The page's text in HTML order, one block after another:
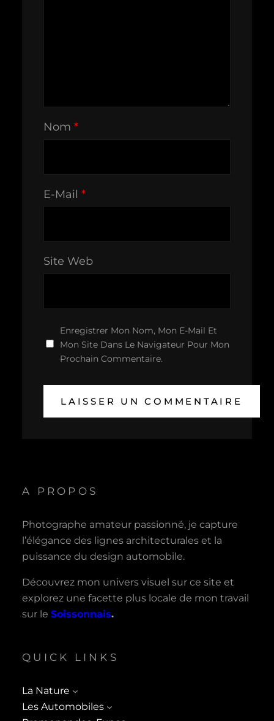
Nom *
E-Mail *
Site Web
Enregistrer Mon Nom, Mon E-Mail Et
Mon Site Dans Le Navigateur Pour Mon
Prochain Commentaire.
A PROPOS
Photographe amateur passionné, je capture
l’élégance des lignes architecturales et la
puissance du design automobile.
Découvrez mon univers visuel sur ce site et
explorez une facette plus locale de mon travail
sur le Soissonnais.
QUICK LINKS
La Nature
Les Automobiles